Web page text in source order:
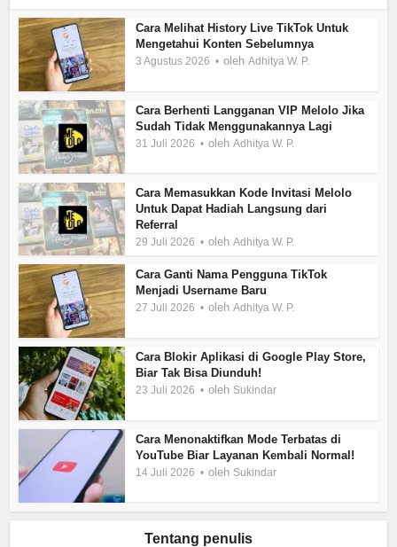
Cara Melihat History Live TikTok Untuk
Mengetahui Konten Sebelumnya
3 Agustus 2026 olehAdhitya W. P.
Cara Berhenti Langganan VIP Melolo Jika
Sudah Tidak Menggunakannya Lagi
31 Juli 2026 olehAdhitya W. P.
Cara Memasukkan Kode Invitasi Melolo
Untuk Dapat Hadiah Langsung dari
Referral
29 Juli 2026 olehAdhitya W. P.
Cara Ganti Nama Pengguna TikTok
Menjadi Username Baru
27 Juli 2026 olehAdhitya W. P.
Cara Blokir Aplikasi di Google Play Store,
Biar Tak Bisa Diunduh!
23 Juli 2026 oleh Sukindar
Cara Menonaktifkan Mode Terbatas di
YouTube Biar Layanan Kembali Normal!
14 Juli 2026 oleh Sukindar
Tentang penulis